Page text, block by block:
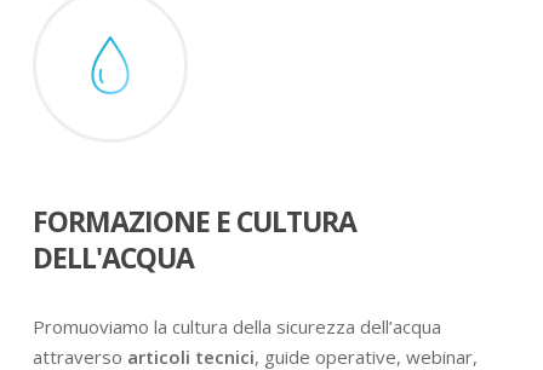
FORMAZIONE E CULTURA
DELL'ACQUA
Promuoviamo la cultura della sicurezza dell’acqua
attraverso articoli tecnici, guide operative, webinar,